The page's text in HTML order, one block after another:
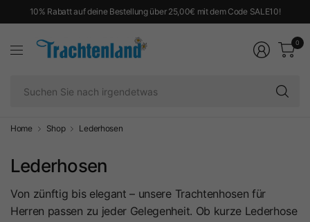
10% Rabatt auf deine Bestellung über 25,00€ mit dem Code SALE10!
0
Home Shop Lederhosen
Lederhosen
Von zünftig bis elegant – unsere Trachtenhosen für
Herren passen zu jeder Gelegenheit. Ob kurze Lederhose